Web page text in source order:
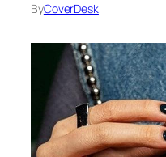
ByCoverDesk